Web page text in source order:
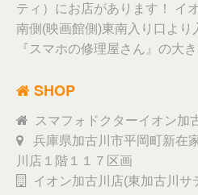
ティ）にお店があります！ イ
南側(映画館側)東南入り口より
『スマホの修理屋さん』の大
SHOP
スマフォドクターイオン加
兵庫県加古川市平岡町新在
川店１階１１７区画
イオン加古川店(東加古川サ